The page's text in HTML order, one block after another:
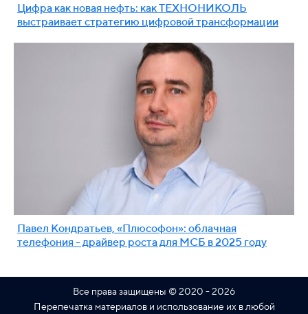
Цифра как новая нефть: как ТЕХНОНИКОЛЬ
выстраивает стратегию цифровой трансформации
Павел Кондратьев, «Плюсофон»: облачная
телефония - драйвер роста для МСБ в 2025 году
Все права защищены © 2020 - 2026
Перепечатка материалов и использование их в любой